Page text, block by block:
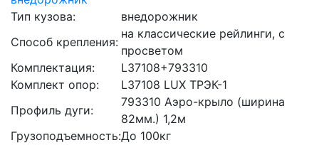
Тип кузова:
внедорожник
Способ крепления:
на классические рейлинги, с
просветом
Комплектация:
L37108+793310
Комплект опор:
L37108 LUX ТРЭК-1
Профиль дуги:
793310 Аэро-крыло (ширина
82мм.) 1,2м
Грузоподъемность:До 100кг